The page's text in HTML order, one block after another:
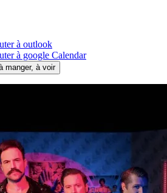
à outlook
à google Calendar
manger, à voir